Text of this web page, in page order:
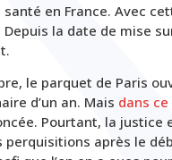
en France. Avec
la date de mise
le parquet de Paris
d’un an. Mais dans
Pourtant, la justice
perquisitions après le